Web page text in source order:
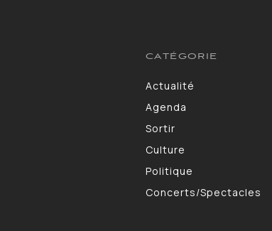
CATÉGORIE
Actualité
Agenda
Sortir
Culture
Politique
Concerts/Spectacles